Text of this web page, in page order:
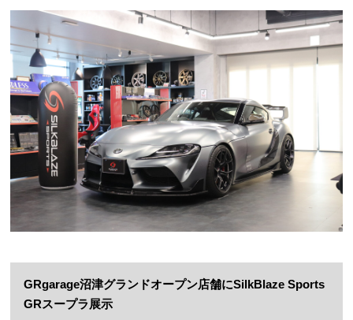
GRgarage沼津グランドオープン店舗にSilkBlaze Sports
GRスープラ展示